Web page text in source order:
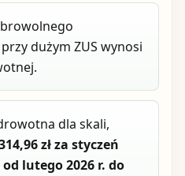
dużym ZUS wynosi
dla skali,
zł za styczeń
od lutego 2026 r. do